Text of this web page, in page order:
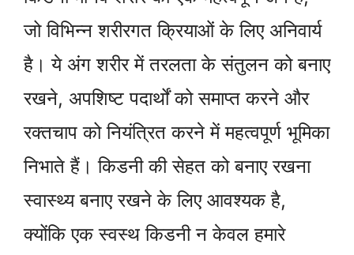
जो विभिन्न शरीरगत क्रियाओं के लिए अनिवार्य
है। ये अंग शरीर में तरलता के संतुलन को बनाए
रखने, अपशिष्ट पदार्थों को समाप्त करने और
रक्तचाप को नियंत्रित करने में महत्वपूर्ण भूमिका
निभाते हैं। किडनी की सेहत को बनाए रखना
स्वास्थ्य बनाए रखने के लिए आवश्यक है,
क्योंकि एक स्वस्थ किडनी न केवल हमारे